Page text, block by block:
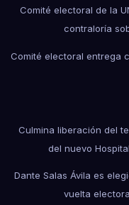
Comité electoral de la
contraloría
Comité electoral entrega
Culmina liberación del
del nuevo
Dante Salas Ávila es
vuelta